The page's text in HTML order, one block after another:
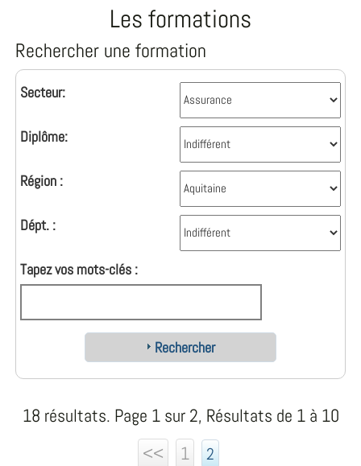
Les formations
Rechercher une formation
Secteur:
Diplôme:
Région :
Dépt. :
Tapez vos mots-clés :
Rechercher
18 résultats. Page 1 sur 2, Résultats de 1 à 10
<<
1 2